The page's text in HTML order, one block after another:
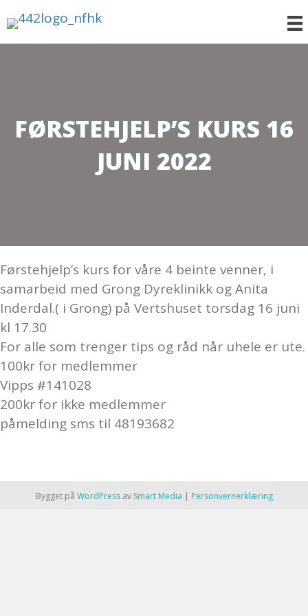
FØRSTEHJELP’S KURS 16
JUNI 2022
Førstehjelp’s kurs for våre 4 beinte venner, i
samarbeid med Grong Dyreklinikk og Anita
Inderdal.( i Grong) på Vertshuset torsdag 16 juni
kl 17.30
For alle som trenger tips og råd når uhele er ute.
100kr for medlemmer
Vipps #141028
200kr for ikke medlemmer
påmelding sms til 48193682
Bygget på WordPressav Smart Media | Personvernerklæring